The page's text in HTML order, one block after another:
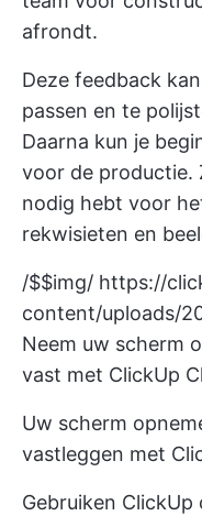
afrondt.
Deze feedback
passen en te
Daarna kun je
voor de productie.
nodig hebt voor
rekwisieten en
/$$img/ https://
content/uploads/
Neem uw scherm
vast met ClickUp
Uw scherm
vastleggen met
Gebruiken ClickUp